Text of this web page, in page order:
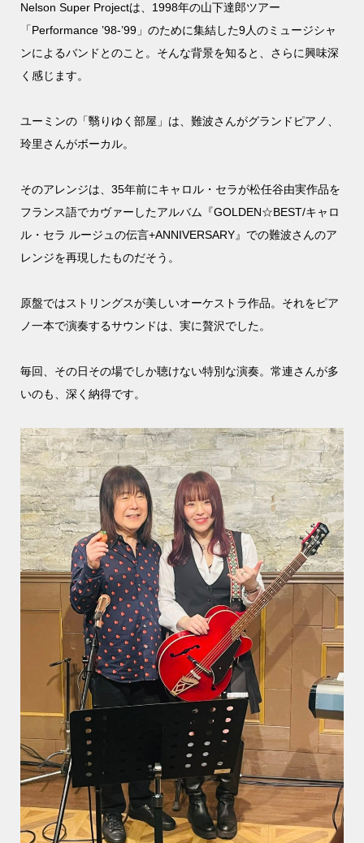
Nelson Super Projectは、1998年の山下達郎ツアー
「Performance ’98-’99」のために集結した9人のミュージシャ
ンによるバンドとのこと。そんな背景を知ると、さらに興味深
く感じます。
ユーミンの「翳りゆく部屋」は、難波さんがグランドピアノ、
玲里さんがボーカル。
そのアレンジは、35年前にキャロル・セラが松任谷由実作品を
フランス語でカヴァーしたアルバム『GOLDEN☆BEST/キャロ
ル・セラ ルージュの伝言+ANNIVERSARY』での難波さんのア
レンジを再現したものだそう。
原盤ではストリングスが美しいオーケストラ作品。それをピア
ノ一本で演奏するサウンドは、実に贅沢でした。
毎回、その日その場でしか聴けない特別な演奏。常連さんが多
いのも、深く納得です。